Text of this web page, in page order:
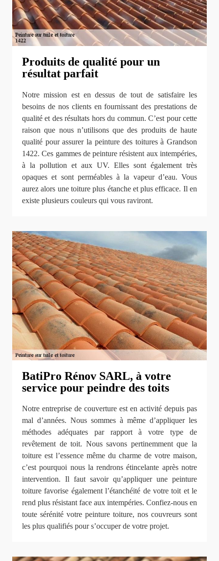
Produits de qualité pour un
résultat parfait
Notre mission est en dessus de tout de satisfaire les
besoins de nos clients en fournissant des prestations de
qualité et des résultats hors du commun. C’est pour cette
raison que nous n’utilisons que des produits de haute
qualité pour assurer la peinture des toitures à Grandson
1422. Ces gammes de peinture résistent aux intempéries,
à la pollution et aux UV. Elles sont également très
opaques et sont perméables à la vapeur d’eau. Vous
aurez alors une toiture plus étanche et plus efficace. Il en
existe plusieurs couleurs qui vous raviront.
BatiPro Rénov SARL, à votre
service pour peindre des toits
Notre entreprise de couverture est en activité depuis pas
mal d’années. Nous sommes à même d’appliquer les
méthodes adéquates par rapport à votre type de
revêtement de toit. Nous savons pertinemment que la
toiture est l’essence même du charme de votre maison,
c’est pourquoi nous la rendrons étincelante après notre
intervention. Il faut savoir qu’appliquer une peinture
toiture favorise également l’étanchéité de votre toit et le
rend plus résistant face aux intempéries. Confiez-nous en
toute sérénité votre peinture toiture, nos couvreurs sont
les plus qualifiés pour s’occuper de votre projet.